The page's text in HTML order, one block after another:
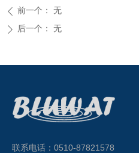
ꄴ 前一个： 无
ꄲ 后一个： 无
联系电话：0510-87821578